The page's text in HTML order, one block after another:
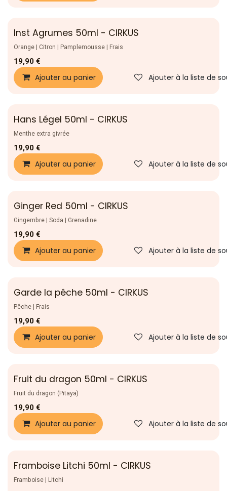
Nouveau !
Inst Agrumes 50ml - CIRKUS
Orange | Citron | Pamplemousse | Frais
19,90 €
Ajouter au panier Ajouter à la liste de
Nouveau !
Hans Légel 50ml - CIRKUS
Menthe extra givrée
19,90 €
Ajouter au panier Ajouter à la liste de
Nouveau !
Ginger Red 50ml - CIRKUS
Gingembre | Soda | Grenadine
19,90 €
Ajouter au panier Ajouter à la liste de
Nouveau !
Garde la pêche 50ml - CIRKUS
Pêche | Frais
19,90 €
Ajouter au panier Ajouter à la liste de
Nouveau !
Fruit du dragon 50ml - CIRKUS
Fruit du dragon (Pitaya)
19,90 €
Ajouter au panier Ajouter à la liste de
Nouveau !
Framboise Litchi 50ml - CIRKUS
Framboise | Litchi